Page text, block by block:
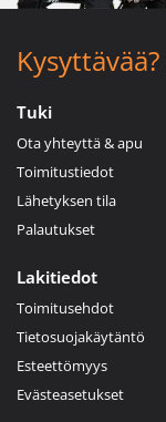
Kysyttävää?
Tuki
Ota yhteyttä & apu
Toimitustiedot
Lähetyksen tila
Palautukset
Lakitiedot
Toimitusehdot
Tietosuojakäytäntö
Esteettömyys
Evästeasetukset